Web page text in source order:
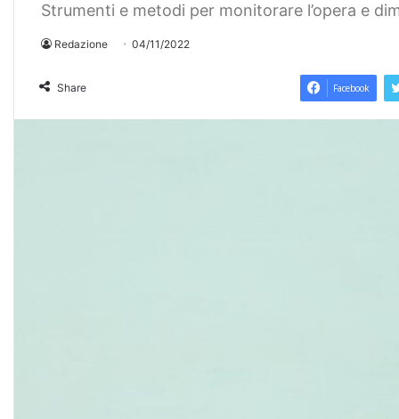
Strumenti e metodi per monitorare l’opera e
Redazione 04/11/2022
Share Facebook